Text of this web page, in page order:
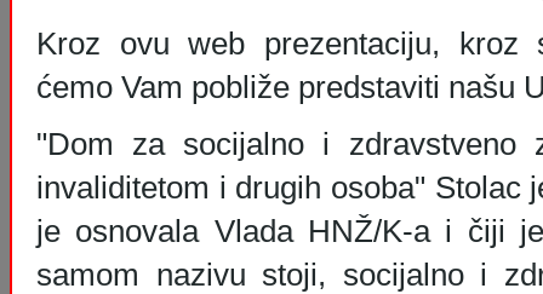
Kroz ovu web prezentaciju, kroz
ćemo Vam pobliže predstaviti našu
"Dom za socijalno i zdravstveno
invaliditetom i drugih osoba" Stolac
je osnovala Vlada HNŽ/K-a i čiji
samom nazivu stoji, socijalno i